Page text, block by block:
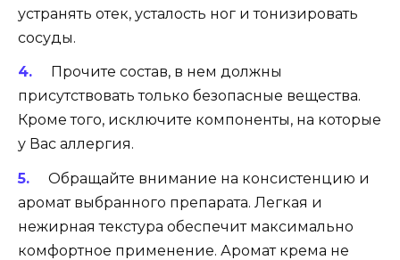
устранять отек, усталость ног и тонизировать
сосуды.
Прочите состав, в нем должны
присутствовать только безопасные вещества.
Кроме того, исключите компоненты, на которые
у Вас аллергия.
Обращайте внимание на консистенцию и
аромат выбранного препарата. Легкая и
нежирная текстура обеспечит максимально
комфортное применение. Аромат крема не